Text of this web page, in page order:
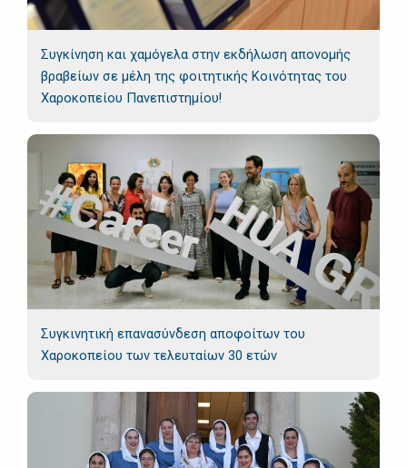
Συγκίνηση και χαμόγελα στην εκδήλωση απονομής
βραβείων σε μέλη της φοιτητικής Κοινότητας του
Χαροκοπείου Πανεπιστημίου!
Συγκινητική επανασύνδεση αποφοίτων του
Χαροκοπείου των τελευταίων 30 ετών